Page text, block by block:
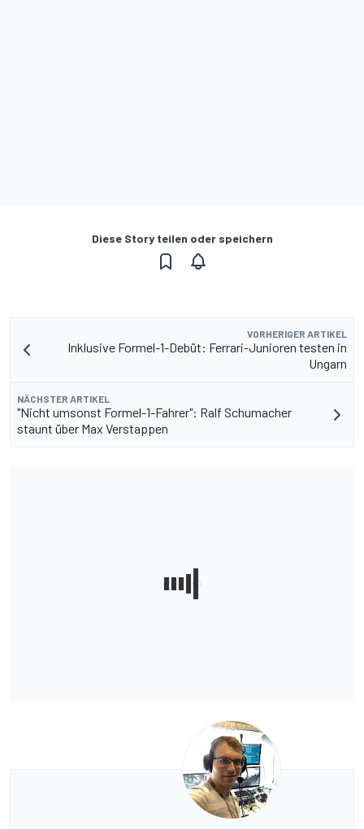
Diese Story teilen oder speichern
VORHERIGER ARTIKEL
Inklusive Formel-1-Debüt: Ferrari-Junioren testen in
Ungarn
NÄCHSTER ARTIKEL
"Nicht umsonst Formel-1-Fahrer": Ralf Schumacher
staunt über Max Verstappen